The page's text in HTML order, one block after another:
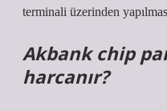
terminali üzerinden
Akbank chip
harcanır?